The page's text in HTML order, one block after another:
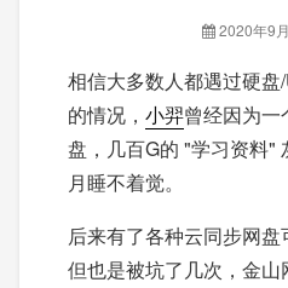
2020年9
相信大多数人都遇过硬
的情况， 小羿曾经因为一
盘，几百G的 "学习资料"
月睡不着觉。
后来有了各种云同步网盘
但也是被坑了几次，金